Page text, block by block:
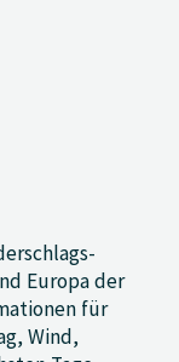
Europa der
für
Wind,